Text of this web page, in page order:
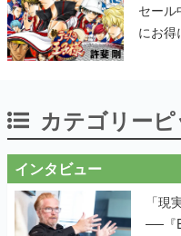
セール
にお得
カテゴリー
インタビュー
「現
──『